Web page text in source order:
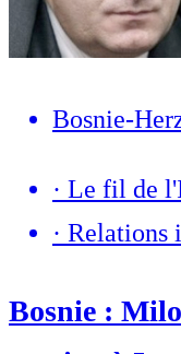
Bosnie-
· Le fil de
· Relations
Bosnie :